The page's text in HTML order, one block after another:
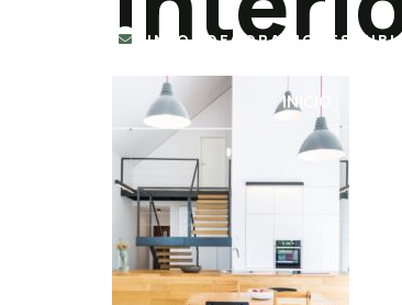
INICIO